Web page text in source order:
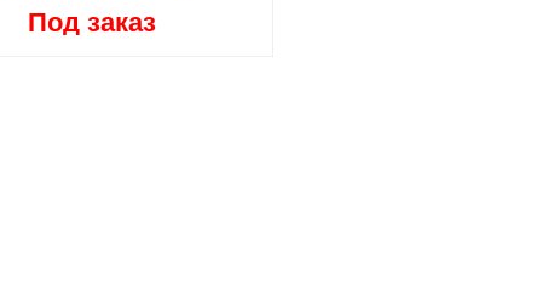
Под заказ